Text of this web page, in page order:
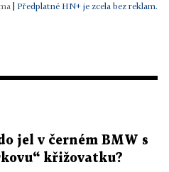
Předplatné HN+ je zcela bez reklam.
jel v černém BMW s
křižovatku?